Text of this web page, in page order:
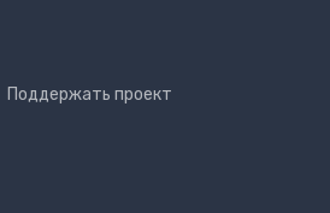
Поддержать проект